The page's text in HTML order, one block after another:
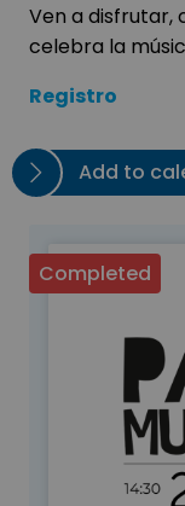
Completed
Ven a disfrutar,
celebra la
Registro
Add to